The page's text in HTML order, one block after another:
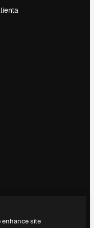
enhance site